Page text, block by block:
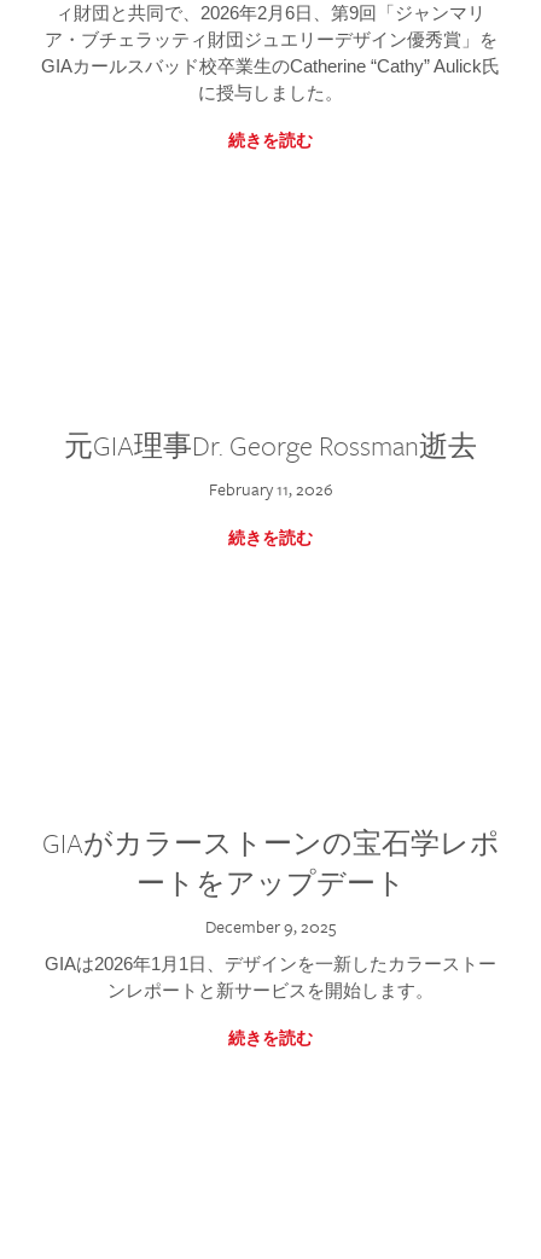
ィ財団と共同で、2026年2月6日、第9回「ジャンマリ
ア・ブチェラッティ財団ジュエリーデザイン優秀賞」を
GIAカールスバッド校卒業生のCatherine “Cathy” Aulick氏
に授与しました。
続きを読む
元GIA理事Dr. George Rossman逝去
February 11, 2026
続きを読む
GIAがカラーストーンの宝石学レポ
ートをアップデート
December 9, 2025
GIAは2026年1月1日、デザインを一新したカラーストー
ンレポートと新サービスを開始します。
続きを読む